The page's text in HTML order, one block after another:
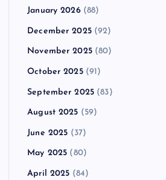
January 2026(88)
December 2025(92)
November 2025(80)
October 2025(91)
September 2025 (83)
August 2025 (59)
June 2025 (37)
May 2025 (80)
April 2025 (84)